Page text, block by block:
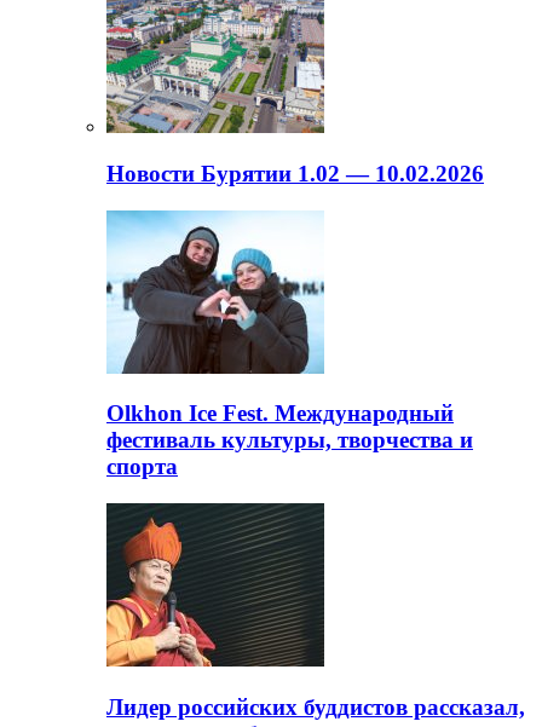
Новости Бурятии 1.02 — 10.02.2026
Olkhon Ice Fest. Международный
фестиваль культуры, творчества и
спорта
Лидер российских буддистов рассказал,